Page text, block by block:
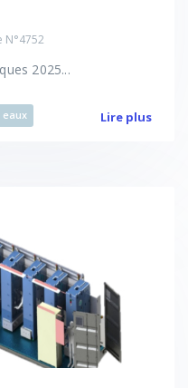
N°4752
2025...
eaux Lire plus